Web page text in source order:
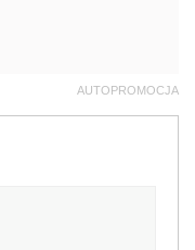
AUTOPROMOCJA